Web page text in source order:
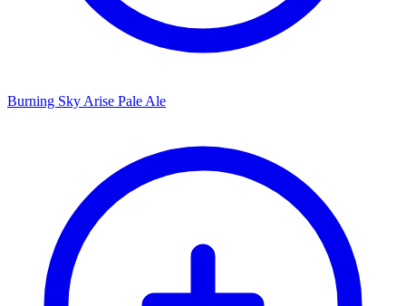
Burning Sky Arise Pale Ale